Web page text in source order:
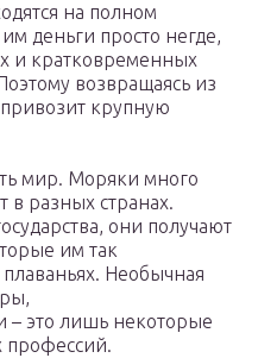
на полном
деньги просто негде,
и кратковременных
возвращаясь из
крупную
мир. Моряки много
в разных странах.
они получают
им так
Необычная
– это лишь некоторые
профессий.